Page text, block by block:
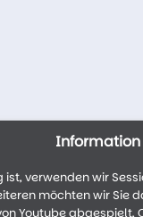
Information
verwenden wir
möchten wir Sie
Youtube